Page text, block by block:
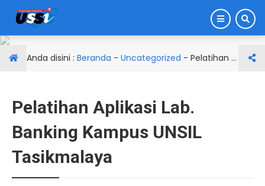
Anda disini : Beranda - Uncategorized - Pelatihan Aplikasi Lab. Banking Kampus UNSIL Tasikmalaya
Pelatihan Aplikasi Lab.
Banking Kampus UNSIL
Tasikmalaya